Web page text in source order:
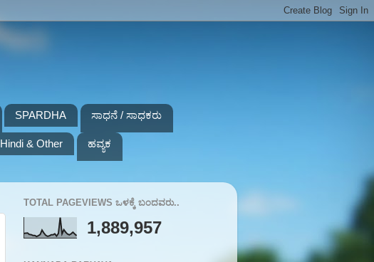
SPARDHA ಸಾಧನೆ / ಸಾಧಕರು
Hindi & Other ಹವ್ಯಕ
TOTAL PAGEVIEWS ಒಳಕ್ಕೆ ಬಂದವರು..
1,889,957